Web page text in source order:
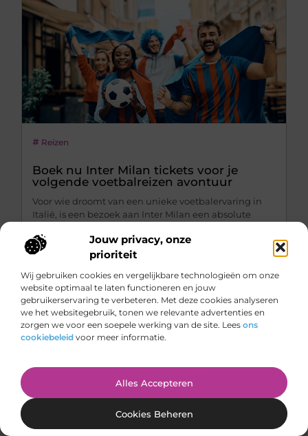
Jouw privacy, onze
prioriteit
Wij gebruiken cookies en vergelijkbare technologieën om onze
website optimaal te laten functioneren en jouw
gebruikerservaring te verbeteren. Met deze cookies analyseren
we het websitegebruik, tonen we relevante advertenties en
zorgen we voor een soepele werking van de site. Lees ons
cookiebeleid voor meer informatie.
Alles Accepteren
Cookies Beheren
Reizen
Boek nu Inter Milan tickets voor je
volgende voetbalreizen avontuur
Voor wie droomt van een unieke voetbalervaring in
Italië, is een bezoek aan Inter Milan een absolute
Europa en speelt haar thuiswedstrijden in het
indrukwekkende San Siro stadion in Milaan. Door nu